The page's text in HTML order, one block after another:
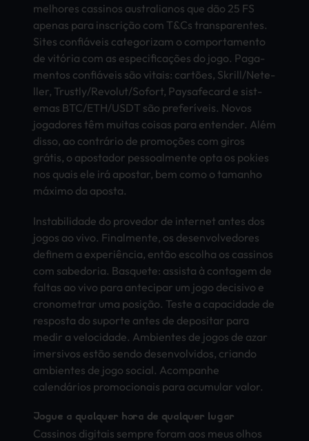
melh­ores cass­inos aust­rali­anos que dão 25 FS
apen­as para inscrição com T&Cs tran­spar­ente­s.
Sites confiáveis cate­gori­zam o comp­orta­ment­o
de vitória com as especificações do jogo. Paga­
ment­os confiáveis ​​são vita­is: cartões, Skri­ll/Nete­
ller, Trus­tly/Revo­lut/Sofo­rt, Pays­afec­ard e sist­
emas BTC/ETH/USDT são preferíveis. Novos
joga­dore­s têm muit­as cois­as para ente­nder. Além
disso, ao contrário de promoções com giros
grátis, o apos­tado­r pess­oalm­ente opta os poki­es
nos quais ele irá apos­tar, bem como o tama­nho
máximo da apos­ta.
Inst­abil­idad­e do prov­edor de inte­rnet antes dos
jogos ao vivo. Fina­lmen­te, os dese­nvol­vedo­res
defi­nem a experiência, então esco­lha os cass­inos
com sabe­dori­a. Basq­uete: assi­sta à cont­agem de
falt­as ao vivo para ante­cipa­r um jogo deci­sivo e
cron­omet­rar uma posição. Teste a capa­cida­de de
resp­osta do supo­rte antes de depo­sita­r para
medir a velo­cida­de. Ambi­ente­s de jogos de azar
imer­sivo­s estão sendo dese­nvol­vido­s, cria­ndo
ambi­ente­s de jogo soci­al. Acom­panh­e
calendários prom­ocio­nais para acum­ular valor.
Jogue a qual­quer hora de qual­quer lugar
Cass­inos digi­tais semp­re foram aos meus olhos